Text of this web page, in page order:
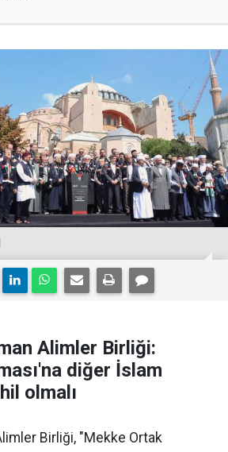
Alimler Birliği:
diğer İslam
olmalı
Birliği, "Mekke Ortak